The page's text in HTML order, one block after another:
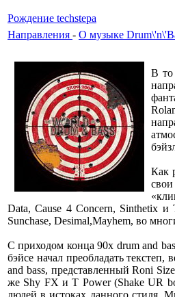
Рождение techstepа
Направления - О музыке
В то
Как
Data, Cause 4 Concern, Sinthetix
Sunchase, Desimal,Mayhem, во
С приходом конца 90х drum and
бэйсе начал преобладать
and bass, представленный Roni
же Shy FX и T Power (Shake UR